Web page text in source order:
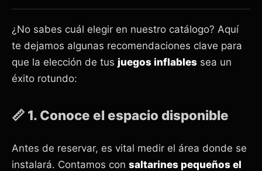
¿No sabes cuál elegir en nuestro catálogo? Aquí
te dejamos algunas recomendaciones clave para
que la elección de tus juegos inflables sea un
éxito rotundo:
📏 1. Conoce el espacio disponible
Antes de reservar, es vital medir el área donde se
instalará. Contamos con saltarines pequeños el